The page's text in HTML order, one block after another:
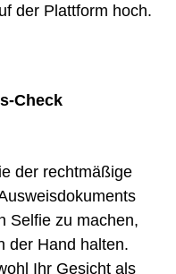
der Plattform hoch.
Check
der rechtmäßige
Selfie zu machen,
der Hand halten.
Ihr Gesicht als